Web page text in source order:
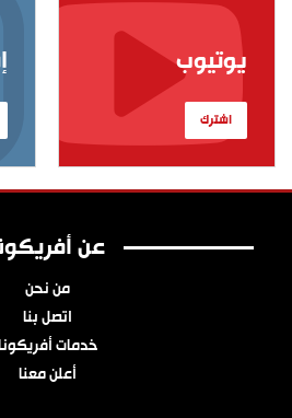
يوتيوب
اشترك
عن
من نحن
اتصل بنا
خدمات
أعلن معنا